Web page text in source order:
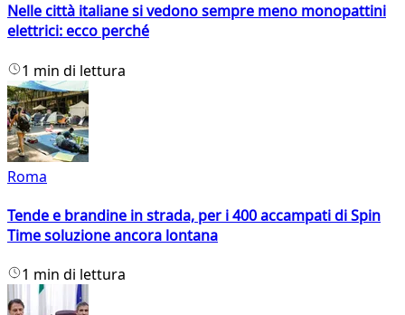
Nelle città italiane si vedono sempre meno monopattini
elettrici: ecco perché
1 min di lettura
Roma
Tende e brandine in strada, per i 400 accampati di Spin
Time soluzione ancora lontana
1 min di lettura